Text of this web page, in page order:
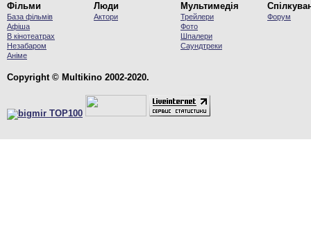
Фільми
База фільмів
Афіша
В кінотеатрах
Незабаром
Аніме
Люди
Актори
Мультимедія
Трейлери
Фото
Шпалери
Саундтреки
Форум
Copyright © Multikino 2002-2020.